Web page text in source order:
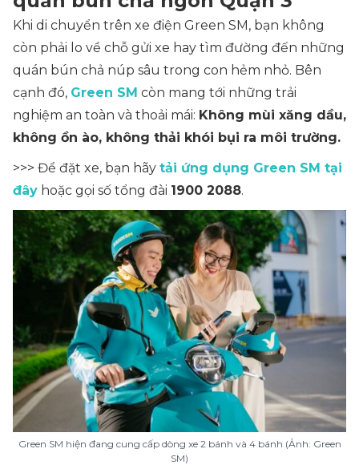
Khi di chuyển trên xe điện Green SM, bạn không
còn phải lo về chỗ gửi xe hay tìm đường đến những
quán bún chả núp sâu trong con hẻm nhỏ. Bên
cạnh đó, Green SM còn mang tới những trải
nghiệm an toàn và thoải mái: Không mùi xăng dầu,
không ồn ào, không thải khói bụi ra môi trường.
>>> Để đặt xe, bạn hãy tải ứng dụng Green SM tại
đây hoặc gọi số tổng đài 1900 2088.
Green SM hiện đang cung cấp dòng xe 2 bánh và 4 bánh (Ảnh: Green
SM)